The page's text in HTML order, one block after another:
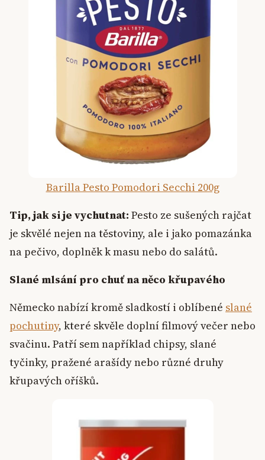
Barilla Pesto Pomodori Secchi 200g
Tip, jak si je vychutnat: Pesto ze sušených rajčat
je skvělé nejen na těstoviny, ale i jako pomazánka
na pečivo, doplněk k masu nebo do salátů.
Slané mlsání pro chuť na něco křupavého
Německo nabízí kromě sladkostí i oblíbené slané
pochutiny, které skvěle doplní filmový večer nebo
svačinu. Patří sem například chipsy, slané
tyčinky, pražené arašídy nebo různé druhy
křupavých oříšků.